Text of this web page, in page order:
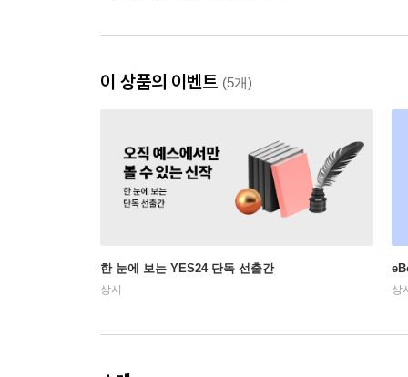
이 상품의 이벤트 (5개)
한 눈에 보는 YES24 단독 선출간
상시 상